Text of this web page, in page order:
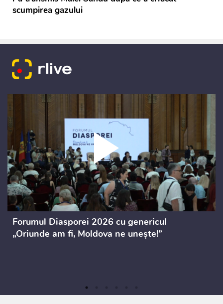
scumpirea gazului
Forumul Diasporei 2026 cu genericul
„Oriunde am fi, Moldova ne unește!”